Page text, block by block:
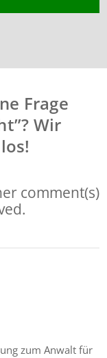
Frage
Wir
comment(s)
zum Anwalt für